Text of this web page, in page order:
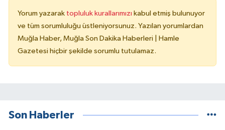
Yorum yazarak topluluk kurallarımızı kabul etmiş bulunuyor
ve tüm sorumluluğu üstleniyorsunuz. Yazılan yorumlardan
Muğla Haber, Muğla Son Dakika Haberleri | Hamle
Gazetesi hiçbir şekilde sorumlu tutulamaz.
Son Haberler